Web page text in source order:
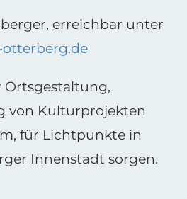
erreichbar unter
Ortsgestaltung,
von Kulturprojekten
für Lichtpunkte in
Innenstadt sorgen.